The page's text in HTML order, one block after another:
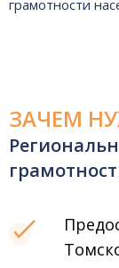
грамотности
ЗАЧЕМ